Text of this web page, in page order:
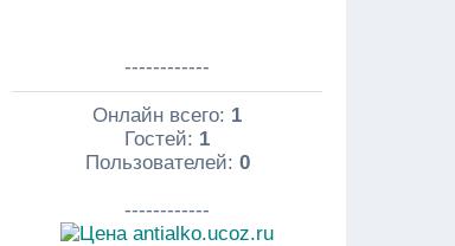
------------
Онлайн всего: 1
Гостей: 1
Пользователей: 0
------------